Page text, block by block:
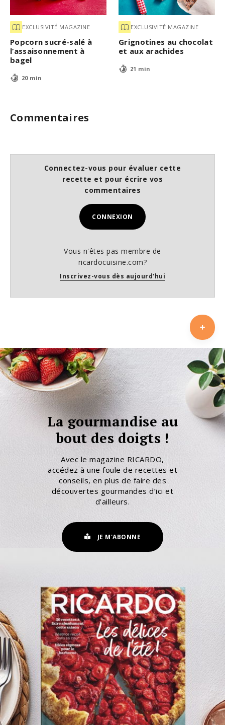
EXCLUSIVITÉ MAGAZINE
Popcorn sucré-salé à
l’assaisonnement à
bagel
20 min
EXCLUSIVITÉ MAGAZINE
Grignotines au chocolat
et aux arachides
21 min
Commentaires
Connectez-vous pour évaluer cette
recette et pour écrire vos
commentaires
CONNEXION
Vous n'êtes pas membre de
ricardocuisine.com?
Inscrivez-vous dès aujourd'hui
La gourmandise au
bout des doigts !
Avec le magazine RICARDO,
accédez à une foule de recettes et
conseils, en plus de faire des
découvertes gourmandes d’ici et
d’ailleurs.
JE M'ABONNE